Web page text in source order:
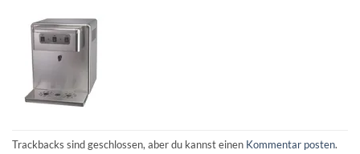
Trackbacks sind geschlossen, aber du kannst einen Kommentar posten.